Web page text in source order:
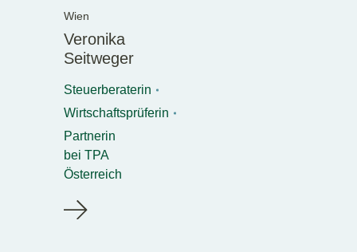
Wien
Veronika
Seitweger
Steuerberaterin
Wirtschaftsprüferin
Partnerin
bei TPA
Österreich